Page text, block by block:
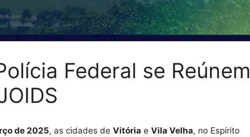
Federal se Reúnem
de 2025, as cidades de Vitória e Vila Velha, no Espírito